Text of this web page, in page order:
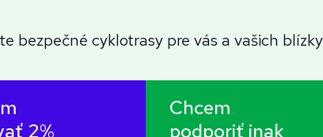
bezpečné cyklotrasy pre vás a vašich
2%
Chcem
podporiť inak